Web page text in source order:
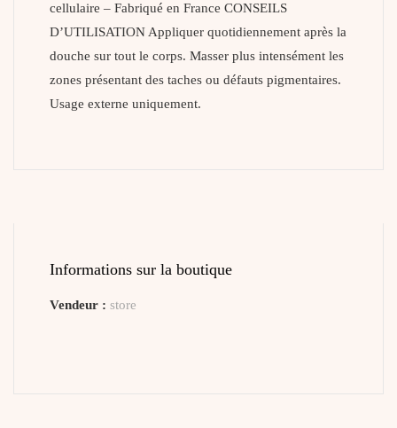
cellulaire – Fabriqué en France CONSEILS
D’UTILISATION Appliquer quotidiennement après la
douche sur tout le corps. Masser plus intensément les
zones présentant des taches ou défauts pigmentaires.
Usage externe uniquement.
Informations sur la boutique
Vendeur : store